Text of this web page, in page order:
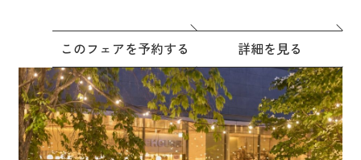
このフェアを予約する 詳細を見る